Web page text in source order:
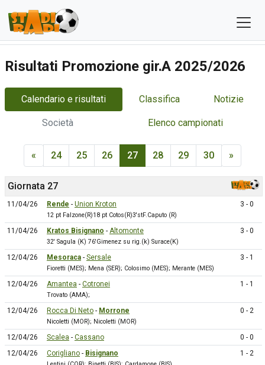
Risultati Promozione gir.A 2025/2026
Calendario e risultati Classifica Notizie
Società Elenco campionati
« 24 25 26 27 28 29 30 »
Giornata 27
11/04/26 Rende - Union Kroton
12 pt Falzone(R)18 pt Cotos(R)3'stF.Caputo (R)
3 - 0
11/04/26 Kratos Bisignano - Altomonte
32' Sagula (K) 76'Gimenez su rig.(k) Surace(K)
3 - 0
12/04/26 Mesoraca - Sersale
Fioretti (MES); Mena (SER); Colosimo (MES); Merante (MES)
3 - 1
12/04/26 Amantea - Cotronei
Trovato (AMA);
1 - 1
12/04/26 Rocca Di Neto - Morrone
Nicoletti (MOR); Nicoletti (MOR)
0 - 2
12/04/26 Scalea - Cassano
0 - 0
12/04/26
Corigliano - Bisignano 1 - 2